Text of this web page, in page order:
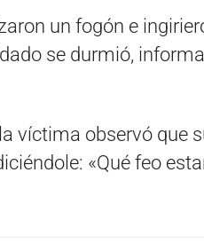
un fogón e
se durmió,
víctima observó que
«Qué feo